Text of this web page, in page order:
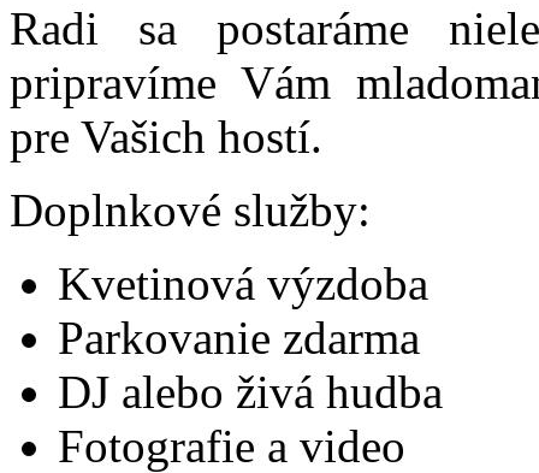
Radi sa postaráme
pripravíme Vám
pre Vašich hostí.
Doplnkové služby:
Kvetinová výzdoba
Parkovanie zdarma
DJ alebo živá hudba
Fotografie a video